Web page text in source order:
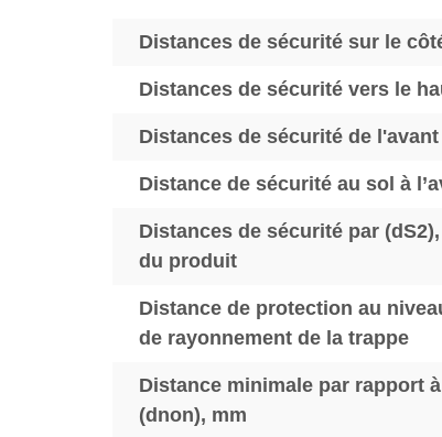
Distances de sécurité sur le
Distances de sécurité vers le
Distances de sécurité de l'avant
Distance de sécurité au sol à
Distances de sécurité par
du produit
Distance de protection au
de rayonnement de la trappe
Distance minimale par rapport
(dnon), mm